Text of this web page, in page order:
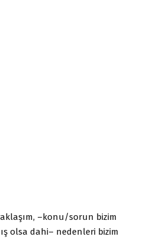
–konu/sorun bizim
olsa dahi– nedenleri bizim